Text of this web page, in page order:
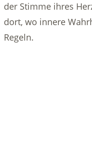
der Stimme ihres
dort, wo innere
Regeln.